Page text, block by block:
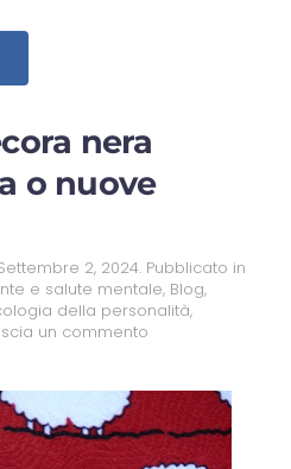
nera
o nuove
2, 2024. Pubblicato in
e salute mentale, Blog,
della personalità,
un commento